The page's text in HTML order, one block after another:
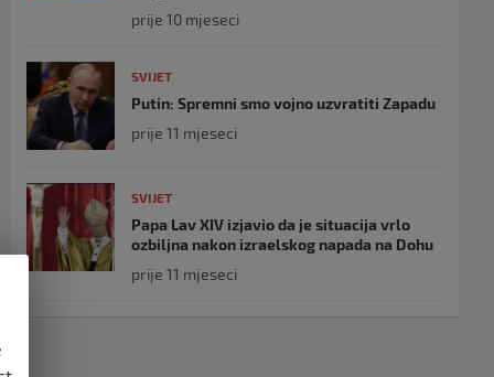
prije 10 mjeseci
SVIJET
Putin: Spremni smo vojno uzvratiti Zapadu
prije 11 mjeseci
SVIJET
Papa Lav XIV izjavio da je situacija vrlo
ozbiljna nakon izraelskog napada na Dohu
prije 11 mjeseci